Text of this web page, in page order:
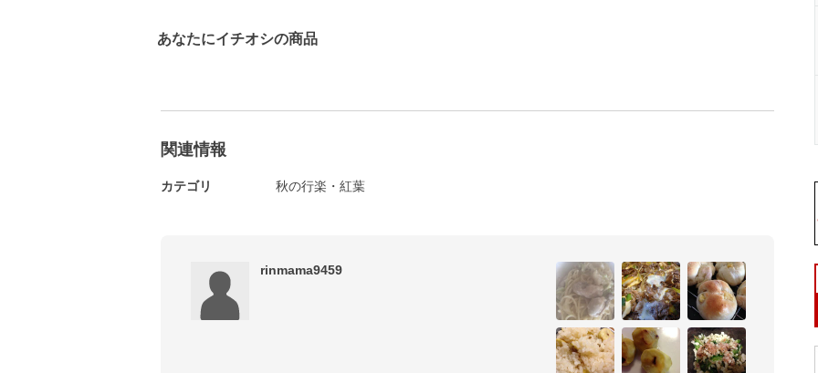
あなたにイチオシの商品
関連情報
カテゴリ 秋の行楽・紅葉
rinmama9459